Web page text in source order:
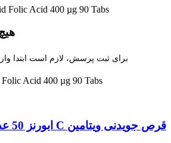
Folic Acid 400 µg 90 Tabs
برای ثبت پرسش، لازم است ابتدا
Acid 400 µg 90 Tabs
قرص جویدنی ویتامین C ابورنز 50 عدد